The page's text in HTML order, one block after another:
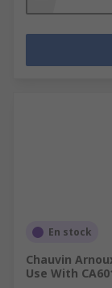
En stock
Chauvin
Use With